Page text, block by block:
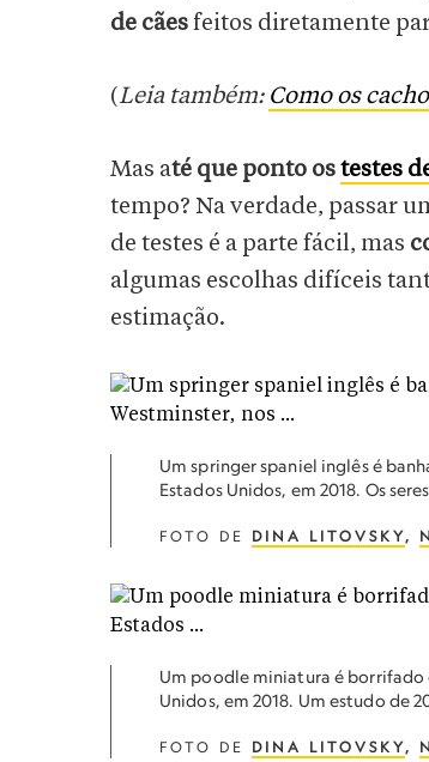
de cãesfeitos diretamente
(Leia também: Como os
Mas até que ponto ostestes
tempo? Na verdade, passar
de testes é a parte fácil, mas
algumas escolhas difíceis
estimação.
Um springer spaniel inglês é
Estados Unidos, em 2018. Os
FOTO DE DINA LITOVSKY,
Um poodle miniatura é borrifado
Unidos, em 2018. Um estudo de
FOTO DE DINA LITOVSKY,